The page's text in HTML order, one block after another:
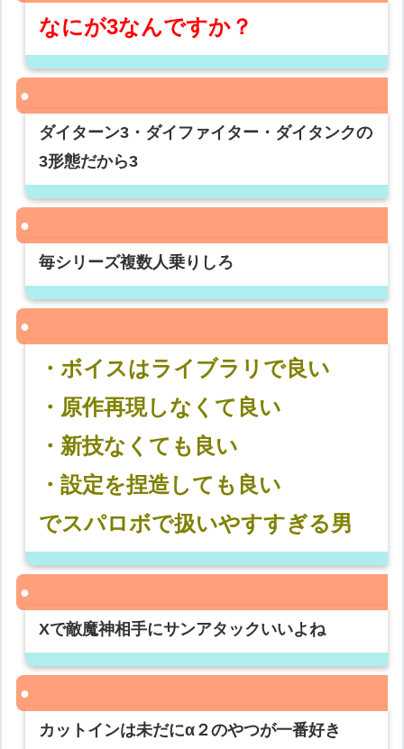
なにが3なんですか？
ダイターン3・ダイファイター・ダイタンクの
3形態だから3
毎シリーズ複数人乗りしろ
・ボイスはライブラリで良い
・原作再現しなくて良い
・新技なくても良い
・設定を捏造しても良い
でスパロボで扱いやすすぎる男
Xで敵魔神相手にサンアタックいいよね
カットインは未だにα２のやつが一番好き